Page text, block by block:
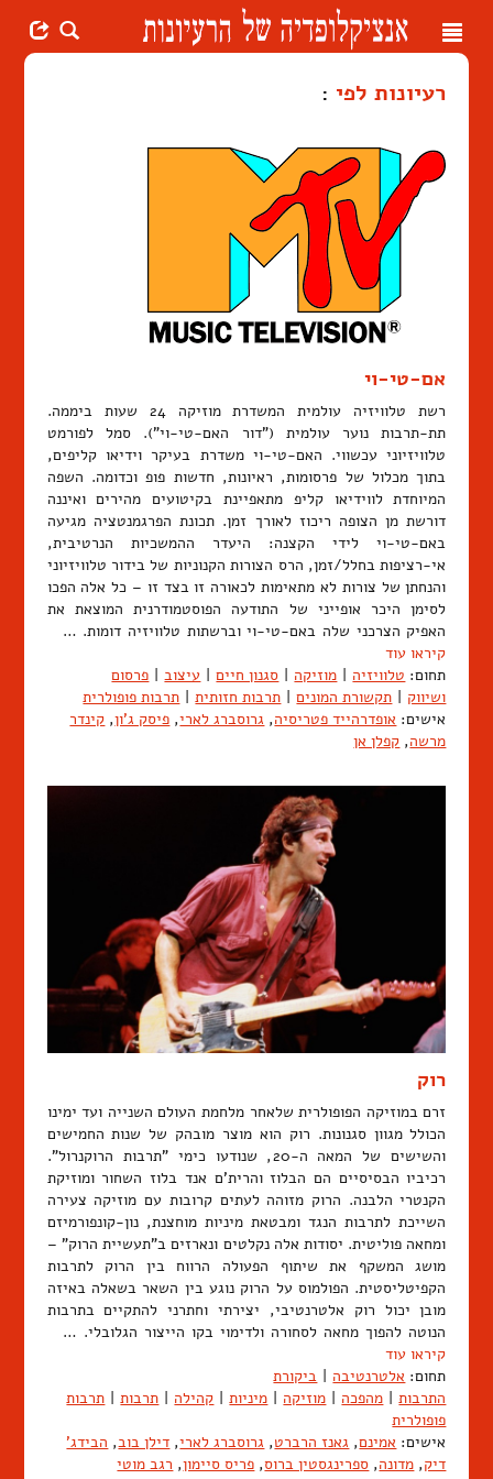
Toggle
רעיונות לפי :
אם-טי-וי
רשת טלוויזיה עולמית המשדרת מוזיקה 24 שעות ביממה.
תת-תרבות נוער עולמית ("דור האם-טי-וי"). סמל לפורמט
טלוויזיוני עכשווי. האם-טי-וי משדרת בעיקר וידיאו קליפים,
בתוך מכלול של פרסומות, ראיונות, חדשות פופ וכדומה. השפה
המיוחדת לווידיאו קליפ מתאפיינת בקיטועים מהירים ואיננה
דורשת מן הצופה ריכוז לאורך זמן. תכונת הפרגמנטציה מגיעה
באם-טי-וי לידי הקצנה: היעדר ההמשכיות הנרטיבית,
אי-רציפות בחלל/זמן, הרס הצורות הקנוניות של בידור טלוויזיוני
והנחתן של צורות לא מתאימות לכאורה זו בצד זו – כל אלה הפכו
לסימן היכר אופייני של התודעה הפוסטמודרנית המוצאת את
האפיק הצרכני שלה באם-טי-וי וברשתות טלוויזיה דומות. …
קיראו עוד
תחום: טלוויזיה | מוזיקה | סגנון חיים | עיצוב | פרסום
ושיווק | תקשורת המונים | תרבות חזותית | תרבות פופולרית
אישים: אופדרהייד פטריסיה, גרוסברג לארי, פיסק ג'ון, קינדר
מרשה, קפלן אן
רוק
זרם במוזיקה הפופולרית שלאחר מלחמת העולם השנייה ועד ימינו
הכולל מגוון סגנונות. רוק הוא מוצר מובהק של שנות החמישים
והשישים של המאה ה-20, שנודעו כימי "תרבות הרוקנרול".
רכיביו הבסיסיים הם הבלוז והרית'ם אנד בלוז השחור ומוזיקת
הקנטרי הלבנה. הרוק מזוהה לעתים קרובות עם מוזיקה צעירה
השייכת לתרבות הנגד ומבטאת מיניות מוחצנת, נון-קונפורמיזם
ומחאה פוליטית. יסודות אלה נקלטים ונארזים ב"תעשיית הרוק" –
מושג המשקף את שיתוף הפעולה הרווח בין הרוק לתרבות
הקפיטליסטית. הפולמוס על הרוק נוגע בין השאר בשאלה באיזה
מובן יכול רוק אלטרנטיבי, יצירתי וחתרני להתקיים בתרבות
הנוטה להפוך מחאה לסחורה ולדימוי בקו הייצור הגלובלי. …
קיראו עוד
תחום: אלטרנטיבה | ביקורת
התרבות | מהפכה | מוזיקה | מיניות | קהילה | תרבות | תרבות
פופולרית
אישים: אמינם, גאנז הרברט, גרוסברג לארי, דילן בוב, הבידג'
דיק, מדונה, ספרינגסטין ברוס, פריס סיימון, רגב מוטי